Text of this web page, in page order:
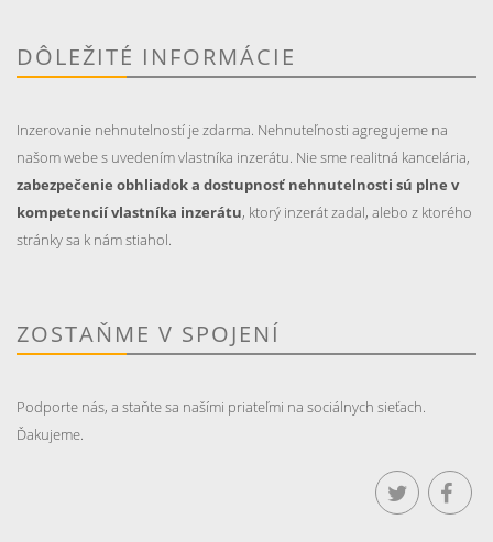
DÔLEŽITÉ INFORMÁCIE
Inzerovanie nehnutelností je zdarma. Nehnuteľnosti agregujeme na
našom webe s uvedením vlastníka inzerátu. Nie sme realitná kancelária,
zabezpečenie obhliadok a dostupnosť nehnutelnosti sú plne v
kompetencií vlastníka inzerátu, ktorý inzerát zadal, alebo z ktorého
stránky sa k nám stiahol.
ZOSTAŇME V SPOJENÍ
Podporte nás, a staňte sa našími priateľmi na sociálnych sieťach.
Ďakujeme.